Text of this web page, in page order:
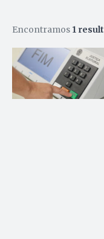
Encontramos 1